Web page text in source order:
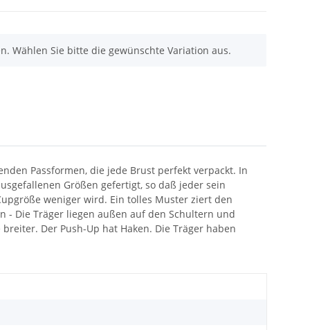
Wählen Sie bitte die gewünschte Variation aus.
Passformen, die jede Brust perfekt verpackt. In
Größen gefertigt, so daß jeder sein
weniger wird. Ein tolles Muster ziert den
- Die Träger liegen außen auf den Schultern und
Der Push-Up hat Haken. Die Träger haben